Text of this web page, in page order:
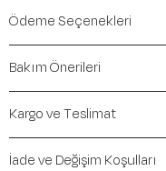
Ürün Niteliği:
İçerik / Bileşen:
Kalıp / Form:
Mevsim:
Ödeme Seçenekleri
Bakım Önerileri
Kargo ve Teslimat
İade ve Değişim Koşulları